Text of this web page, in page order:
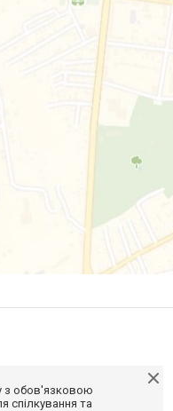
з обов'язковою
спілкування та